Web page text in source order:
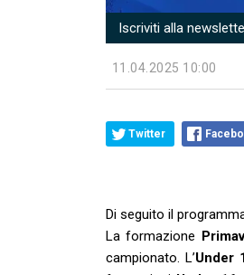
Iscriviti alla
11.04.2025 10:00
Twitter
Di seguito il
La formazione
campionato. L’Under